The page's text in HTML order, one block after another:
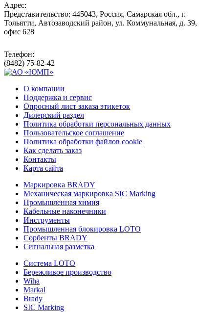
Адрес:
Представительство: 445043, Россия, Самарская обл., г.
Тольятти, Автозаводский район, ул. Коммунальная, д. 39,
офис 628
Телефон:
(8482) 75-82-42
О компании
Поддержка и сервис
Опросный лист заказа этикеток
Дилерский раздел
Политика обработки персональных данных
Пользовательское соглашение
Политика обработки файлов cookie
Как сделать заказ
Контакты
Карта сайта
Маркировка BRADY
Механическая маркировка SIC Marking
Промышленная химия
Кабельные наконечники
Инструменты
Промышленная блокировка LOTO
Сорбенты BRADY
Сигнальная разметка
Система LOTO
Бережливое производство
Wiha
Markal
Brady
SIC Marking